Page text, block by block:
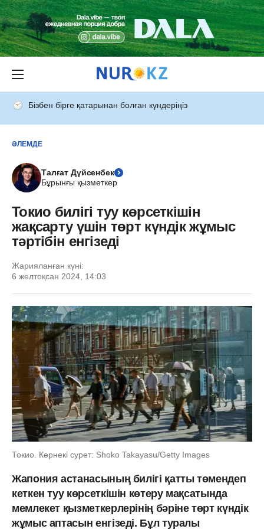
Бізбен бірге қатарынан болған күндеріңіз
ӘЛЕМДЕ
Талғат Дүйсенбек
Бұрынғы қызметкер
Токио билігі туу көрсеткішін
жақсарту үшін төрт күндік жұмыс
тәртібін енгізеді
Жарияланған күні:
6 желтоқсан 2024, 14:03
Токио. Көрнекі сурет: Shoko Takayasu/Getty Images
Жапония астанасының билігі қатты төмендеп
кеткен туу көрсеткішін көтеру мақсатында
мемлекет қызметкерлерінің бәріне төрт күндік
жұмыс аптасын енгізеді. Бұл туралы